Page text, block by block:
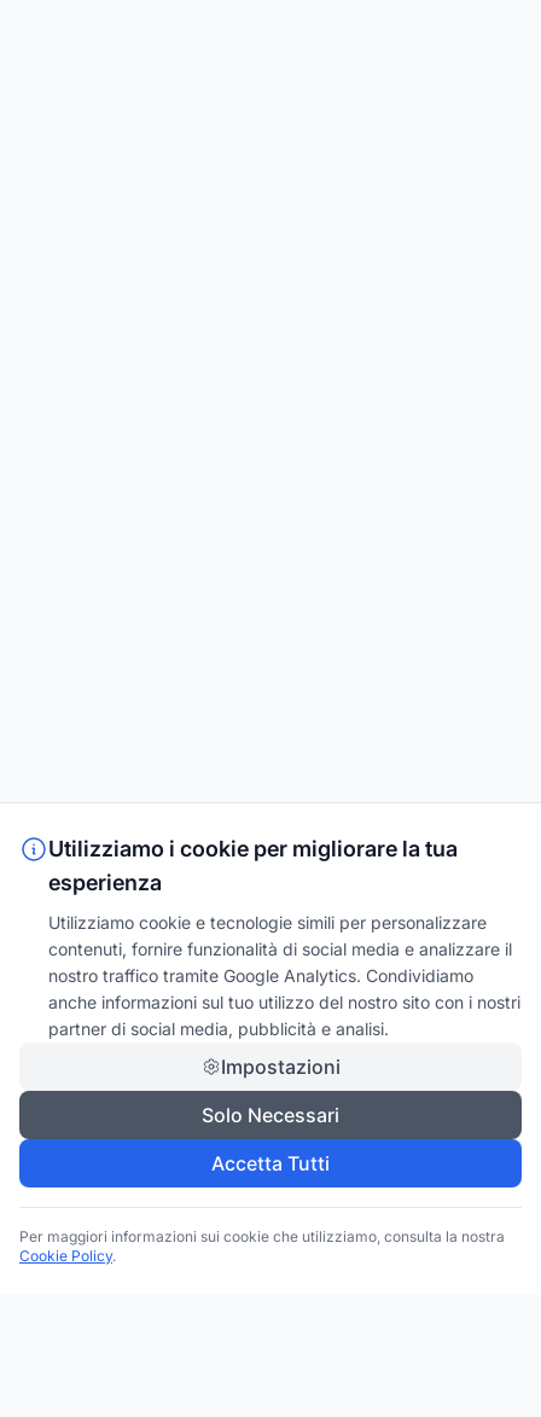
Utilizziamo i cookie per migliorare la tua
esperienza
Utilizziamo cookie e tecnologie simili per personalizzare
contenuti, fornire funzionalità di social media e analizzare il
nostro traffico tramite Google Analytics. Condividiamo
anche informazioni sul tuo utilizzo del nostro sito con i nostri
partner di social media, pubblicità e analisi.
Impostazioni
Solo Necessari
Accetta Tutti
Per maggiori informazioni sui cookie che utilizziamo, consulta la nostra
Cookie Policy.